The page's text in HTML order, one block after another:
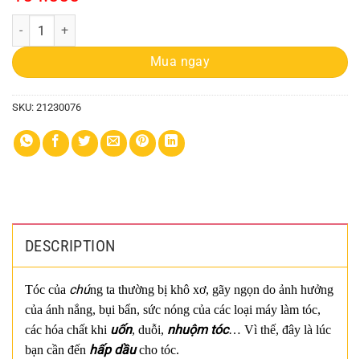
Hấp Dầu Kassi 300ml Silk Pro Nourish quantity
Mua ngay
SKU: 21230076
DESCRIPTION
Tóc của chúng ta thường bị khô xơ, gãy ngọn do ảnh hưởng
của ánh nắng, bụi bẩn, sức nóng của các loại máy làm tóc,
các hóa chất khi uốn, duỗi, nhuộm tóc… Vì thế, đây là lúc
bạn cần đến hấp dầucho tóc.